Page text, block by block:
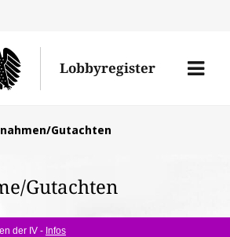
Lobbyregister
Menü
Gutachten
Gutachten
der IV - Infos